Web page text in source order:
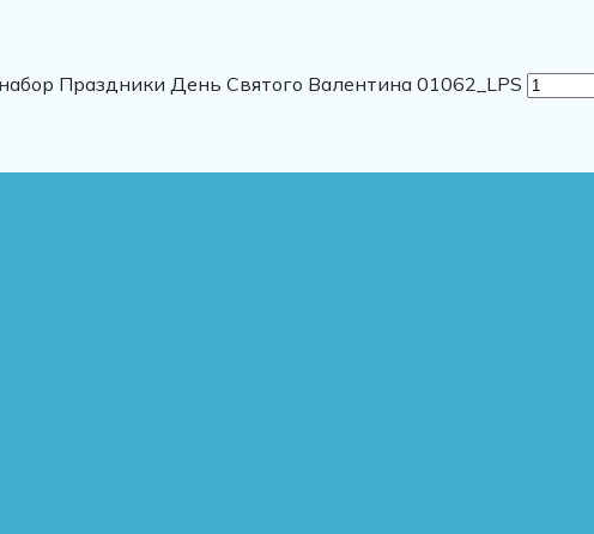
Праздники День Святого Валентина 01062_LPS